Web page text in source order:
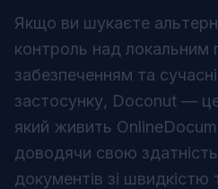
Якщо ви шукаєте
контроль над локальним
забезпеченням та
застосунку, Doconut —
який живить
доводячи свою
документів зі швидкістю